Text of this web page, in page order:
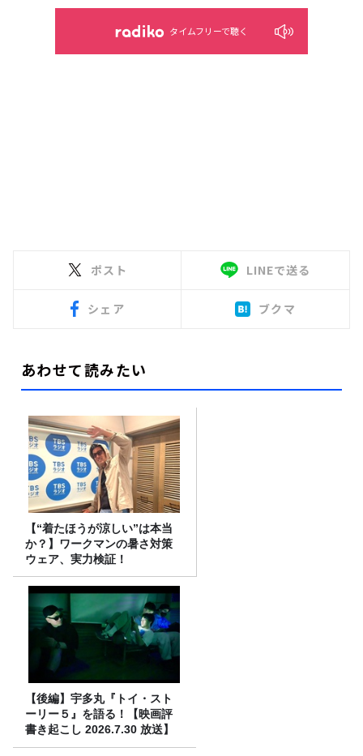
タイムフリーで聴く
ポスト LINEで送る
シェア ブクマ
あわせて読みたい
【“着たほうが涼しい”は本当
か？】ワークマンの暑さ対策
ウェア、実力検証！
【後編】宇多丸『トイ・スト
ーリー５』を語る！【映画評
書き起こし 2026.7.30 放送】